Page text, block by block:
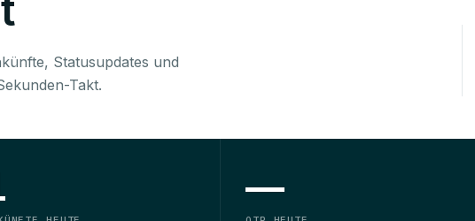
Statusupdates und
Takt.
—